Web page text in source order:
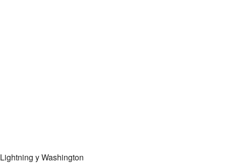
y Washington